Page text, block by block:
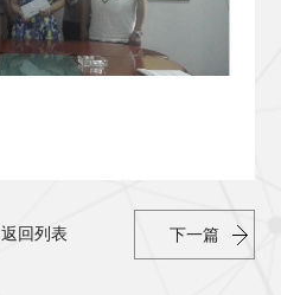
下一篇
返回列表